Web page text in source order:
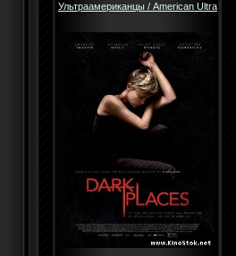
Ультраамериканцы / American Ultra